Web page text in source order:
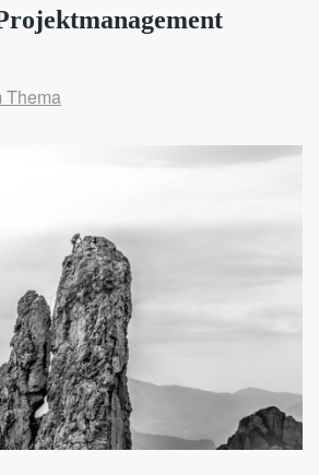
Thema